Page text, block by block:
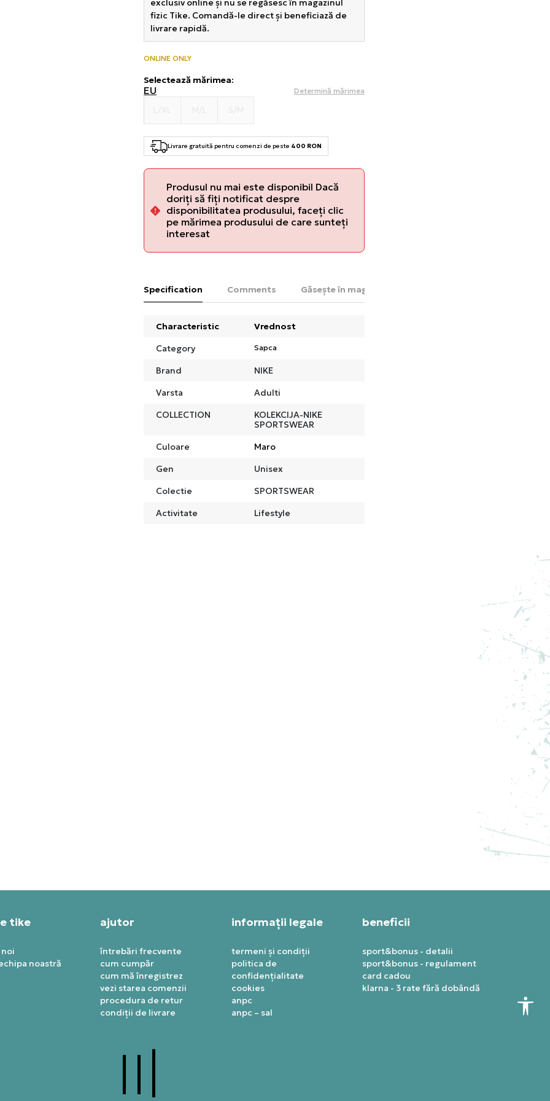
exclusiv online și nu se regăsesc în magazinul
fizic Tike. Comandă-le direct și beneficiază de
livrare rapidă.
ONLINE ONLY
Selectează mărimea:
EU Determină mărimea
Livrare gratuită pentru comenzi de peste 400 RON
Produsul nu mai este disponibil Dacă
doriți să fiți notificat despre
disponibilitatea produsului, faceți clic
pe mărimea produsului de care sunteți
interesat
Specification Comments Găsește în magazin
Characteristic
Vrednost
Category
Sapca
Brand
NIKE
Varsta
Adulti
COLLECTION
KOLEKCIJA-NIKE
SPORTSWEAR
Culoare
Maro
Gen
Unisex
Colectie
SPORTSWEAR
Activitate
Lifestyle
tike
noastră
ajutor
întrebări frecvente
cum cumpăr
cum mă înregistrez
vezi starea comenzii
procedura de retur
condiții de livrare
informații legale
termeni și condiții
politica de
confidențialitate
cookies
anpc
anpc – sal
beneficii
sport&bonus - detalii
sport&bonus - regulament
card cadou
klarna - 3 rate fără dobândă